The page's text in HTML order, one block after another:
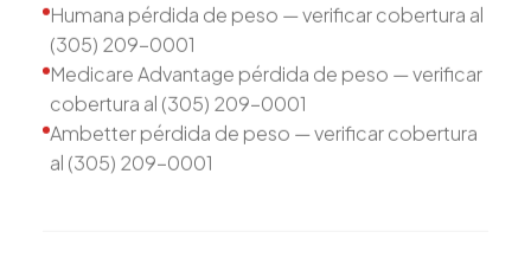
Humana pérdida de peso — verificar cobertura al
(305) 209-0001
Medicare Advantage pérdida de peso — verificar
cobertura al (305) 209-0001
Ambetter pérdida de peso — verificar cobertura
al (305) 209-0001